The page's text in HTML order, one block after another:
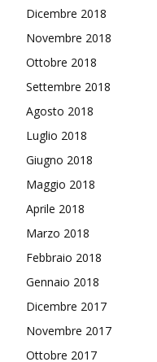
Dicembre 2018
Novembre 2018
Ottobre 2018
Settembre 2018
Agosto 2018
Luglio 2018
Giugno 2018
Maggio 2018
Aprile 2018
Marzo 2018
Febbraio 2018
Gennaio 2018
Dicembre 2017
Novembre 2017
Ottobre 2017